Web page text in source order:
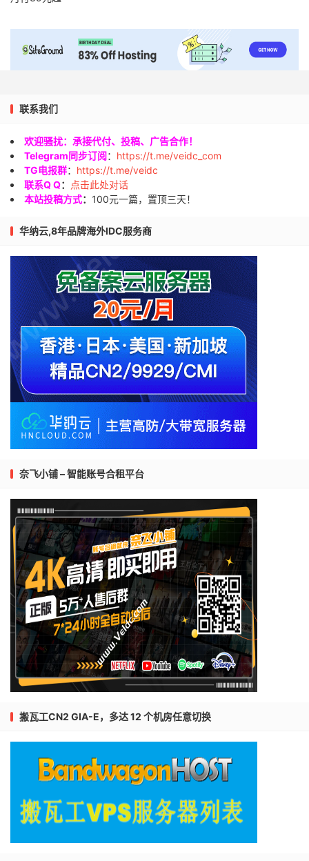
联系我们
欢迎骚扰：承接代付、投稿、广告合作！
Telegram同步订阅： https://t.me/veidc_com
TG电报群： https://t.me/veidc
联系Q Q：
点击此处对话
本站投稿方式： 100元一篇，置顶三天！
华纳云,8年品牌海外IDC服务商
奈飞小铺 – 智能账号合租平台
搬瓦工CN2 GIA-E，多达 12 个机房任意切换